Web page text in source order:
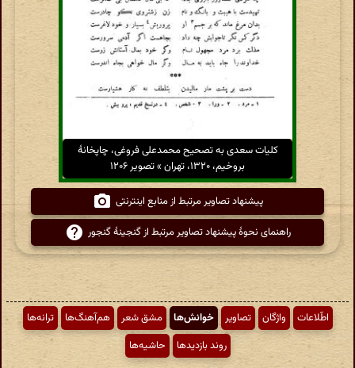
کلیات سعدی به تصحیح محمدعلی فروغی، چاپخانهٔ
بروخیم، ۱۳۲۰، تهران » تصویر ۱۲۰۶
پیشنهاد تصاویر مرتبط از منابع اینترنتی
راهنمای نحوهٔ پیشنهاد تصاویر مرتبط از گنجینهٔ گنجور
اطّلاعات واژگان تصاویر خوانش‌ها مشق شعر هم‌آهنگ‌ها
ترانه‌ها
روند بازدیدها
حاشیه‌ها